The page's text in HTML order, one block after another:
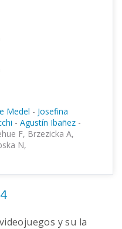
Medel - Josefina
- Agustín Ibañez -
F, Brzezicka A,
N,
y su la